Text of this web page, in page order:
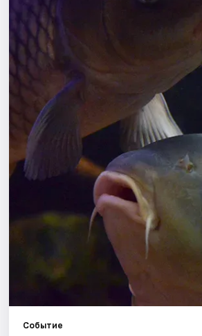
События
Города
Площадки
Артисты
Событие